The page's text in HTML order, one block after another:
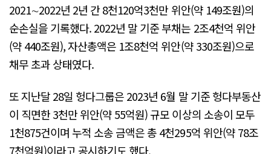
2021∼2022년 2년 간 8천120억3천만 위안(약 149조원)의
순손실을 기록했다. 2022년 말 기준 부채는 2조4천억 위안
(약 440조원), 자산총액은 1조8천억 위안(약 330조원)으로
채무 초과 상태였다.
또 지난달 28일 헝다그룹은 2023년 6월 말 기준 헝다부동산
이 직면한 3천만 위안(약 55억원) 규모 이상의 소송이 모두
1천875건이며 누적 소송 금액은 총 4천295억 위안(약 78조
7천억원)이라고 공시하기도 했다.